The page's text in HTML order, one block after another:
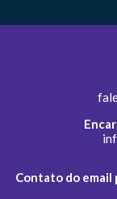
Contato do email